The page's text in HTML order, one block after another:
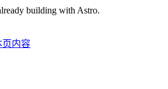
building with Astro.
页内容